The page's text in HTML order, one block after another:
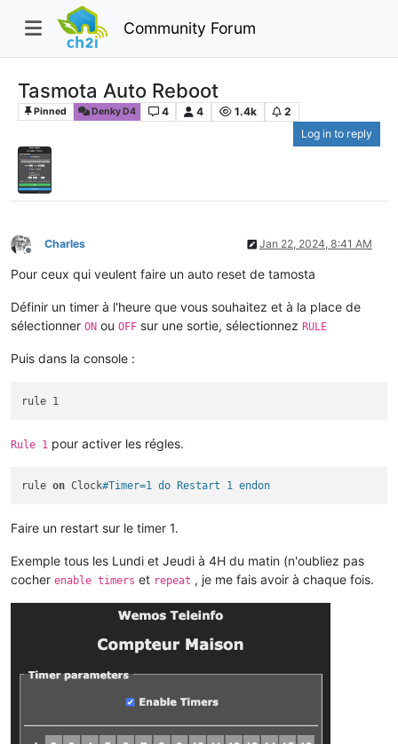
Community Forum
Tasmota Auto Reboot
Pinned Denky D4 4 4 1.4k
2
Log in to reply
Offline
Charles Jan 22, 2024, 8:41 AM
Pour ceux qui veulent faire un auto reset de tamosta
Définir un timer à l'heure que vous souhaitez et à la place de
sélectionner ON ou OFF sur une sortie, sélectionnez RULE
Puis dans la console :
Rule 1 pour activer les régles.
rule on Clock#Timer=1 do Restart 1 endon
Faire un restart sur le timer 1.
Exemple tous les Lundi et Jeudi à 4H du matin (n'oubliez pas
cocher enable timers et repeat , je me fais avoir à chaque fois.